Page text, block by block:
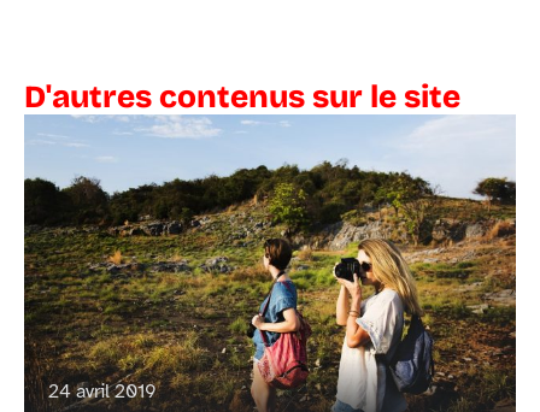
D'autres contenus sur le site
24 avril 2019